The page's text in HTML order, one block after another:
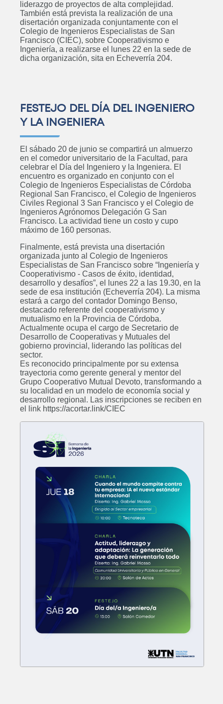
liderazgo de proyectos de alta complejidad.
También está prevista la realización de una
disertación organizada conjuntamente con el
Colegio de Ingenieros Especialistas de San
Francisco (CIEC), sobre Cooperativismo e
Ingeniería, a realizarse el lunes 22 en la sede de
dicha organización, sita en Echeverría 204.
FESTEJO DEL DÍA DEL INGENIERO
Y LA INGENIERA
El sábado 20 de junio se compartirá un almuerzo
en el comedor universitario de la Facultad, para
celebrar el Día del Ingeniero y la Ingeniera. El
encuentro es organizado en conjunto con el
Colegio de Ingenieros Especialistas de Córdoba
Regional San Francisco, el Colegio de Ingenieros
Civiles Regional 3 San Francisco y el Colegio de
Ingenieros Agrónomos Delegación G San
Francisco. La actividad tiene un costo y cupo
máximo de 160 personas.
Finalmente, está prevista una disertación
organizada junto al Colegio de Ingenieros
Especialistas de San Francisco sobre “Ingeniería y
Cooperativismo - Casos de éxito, identidad,
desarrollo y desafíos”, el lunes 22 a las 19.30, en la
sede de esa institución (Echeverría 204). La misma
estará a cargo del contador Domingo Benso,
destacado referente del cooperativismo y
mutualismo en la Provincia de Córdoba.
Actualmente ocupa el cargo de Secretario de
Desarrollo de Cooperativas y Mutuales del
gobierno provincial, liderando las políticas del
sector.
Es reconocido principalmente por su extensa
trayectoria como gerente general y mentor del
Grupo Cooperativo Mutual Devoto, transformando a
su localidad en un modelo de economía social y
desarrollo regional. Las inscripciones se reciben en
el link https://acortar.link/CIEC
Curso: Análisis y visualización de
datos con PowerBI
Próximamente
domiciliarias
Próximamente
Posgrado: Especialización en
Minería de Datos
Próximamente
Posgrado: Maestría en Ingeniería
Ambiental
Próximamente
Posgrado: Maestría en Minería de
Datos
Próximamente
Posgrado: Especialización en
Higiene y Seguridad en el Trabajo
Posgrado: Especialización en
Ingeniería Ambiental
Próximamente
Tecnicatura Universitaria en
Programación
Energía Eléctrica